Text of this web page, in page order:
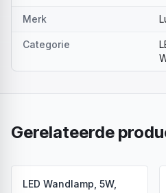
Merk
Categorie
Gerelateerde
LED Wandlamp, 5W,